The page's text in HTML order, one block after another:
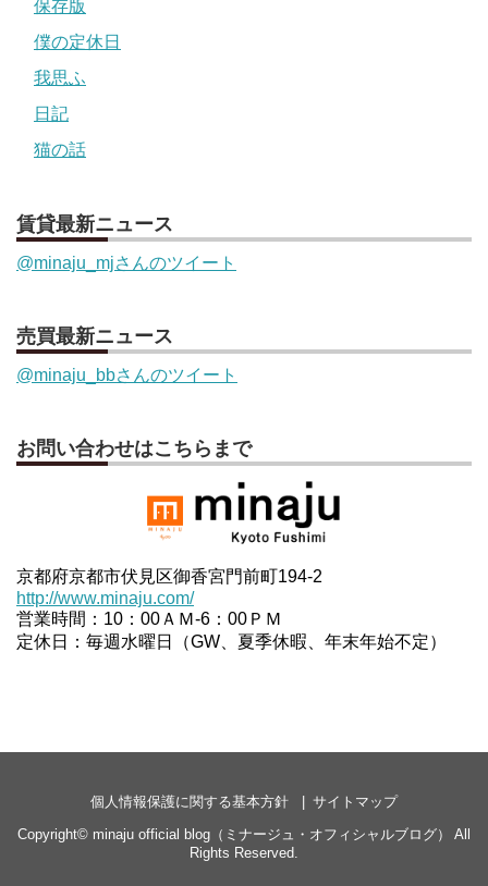
保存版
僕の定休日
我思ふ
日記
猫の話
賃貸最新ニュース
@minaju_mjさんのツイート
売買最新ニュース
@minaju_bbさんのツイート
お問い合わせはこちらまで
京都府京都市伏見区御香宮門前町194-2
http://www.minaju.com/
営業時間：10：00ＡＭ-6：00ＰＭ
定休日：毎週水曜日（GW、夏季休暇、年末年始不定）
個人情報保護に関する基本方針
サイトマップ
Copyright© minaju official blog（ミナージュ・オフィシャルブログ）
All
Rights Reserved.